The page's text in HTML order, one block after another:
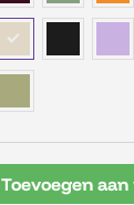
Toevoegen